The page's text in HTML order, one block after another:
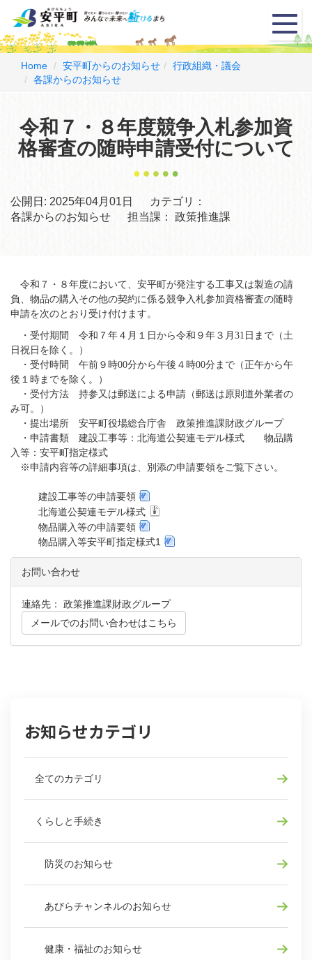
メ
ニ
ュ
Home 安平町からのお知らせ
行政組織・議会
各課からのお知らせ
令和７・８年度競争入札参加資
格審査の随時申請受付について
公開日: 2025年04月01日
カテゴリ：
各課からのお知らせ
担当課： 政策推進課
令和７・８年度において、安平町が発注する工事又は製造の請
負、物品の購入その他の契約に係る競争入札参加資格審査の随時
申請を次のとおり受け付けます。
・受付期間 令和７年４月１日から令和９年３月31日まで（土
日祝日を除く。）
・受付時間 午前９時00分から午後４時00分まで（正午から午
後１時までを除く。）
・受付方法 持参又は郵送による申請（郵送は原則道外業者の
み可。）
・提出場所 安平町役場総合庁舎 政策推進課財政グループ
・申請書類 建設工事等：北海道公契連モデル様式 物品購
入等：安平町指定様式
※申請内容等の詳細事項は、別添の申請要領をご覧下さい。
建設工事等の申請要領
北海道公契連モデル様式
物品購入等の申請要領
物品購入等安平町指定様式1
お問い合わせ
連絡先： 政策推進課財政グループ
メールでのお問い合わせはこちら
お知らせカテゴリ
全てのカテゴリ
くらしと手続き
防災のお知らせ
あびらチャンネルのお知らせ
健康・福祉のお知らせ